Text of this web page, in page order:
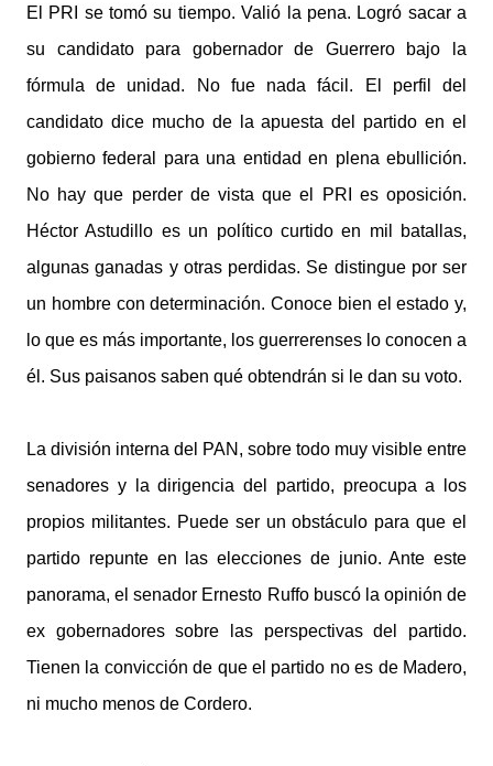
El PRI se tomó su tiempo. Valió la pena. Logró sacar a
su candidato para gobernador de Guerrero bajo la
fórmula de unidad. No fue nada fácil. El perfil del
candidato dice mucho de la apuesta del partido en el
gobierno federal para una entidad en plena ebullición.
No hay que perder de vista que el PRI es oposición.
Héctor Astudillo es un político curtido en mil batallas,
algunas ganadas y otras perdidas. Se distingue por ser
un hombre con determinación. Conoce bien el estado y,
lo que es más importante, los guerrerenses lo conocen a
él. Sus paisanos saben qué obtendrán si le dan su voto.
La división interna del PAN, sobre todo muy visible entre
senadores y la dirigencia del partido, preocupa a los
propios militantes. Puede ser un obstáculo para que el
partido repunte en las elecciones de junio. Ante este
panorama, el senador Ernesto Ruffo buscó la opinión de
ex gobernadores sobre las perspectivas del partido.
Tienen la convicción de que el partido no es de Madero,
ni mucho menos de Cordero.